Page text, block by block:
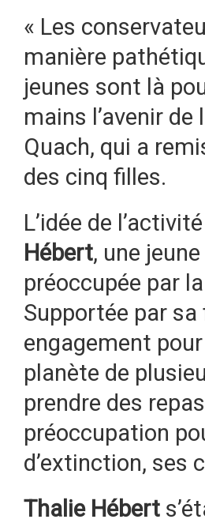
« Les
manière
jeunes sont là
mains l’avenir
Quach, qui a
des cinq filles.
L’idée de
Hébert, une
préoccupée par
Supportée par
engagement
planète de
prendre des
préoccupation
d’extinction, ses
Thalie Hébert